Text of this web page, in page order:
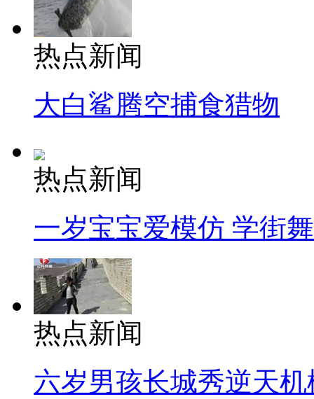
热点新闻
大白鲨腾空捕食猎物
热点新闻
一岁宝宝爱模仿 学街
热点新闻
六岁男孩长城秀逆天机